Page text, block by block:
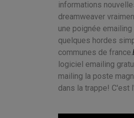
informations
dreamweaver
une poignée
quelques hordes
communes de france.
logiciel emailing
mailing la poste
dans la trappe! C'est